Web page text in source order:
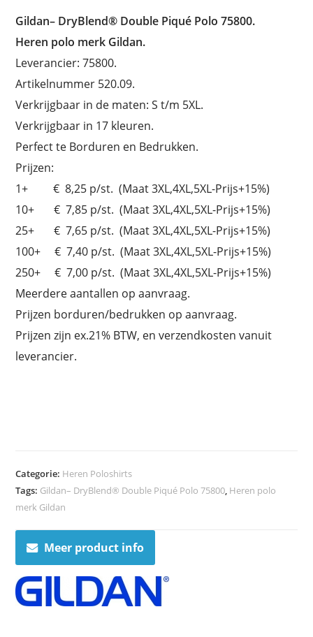
Gildan– DryBlend® Double Piqué Polo 75800.
Heren polo merk Gildan.
Leverancier: 75800.
Artikelnummer 520.09.
Verkrijgbaar in de maten: S t/m 5XL.
Verkrijgbaar in 17 kleuren.
Perfect te Borduren en Bedrukken.
Prijzen:
1+ € 8,25 p/st. (Maat 3XL,4XL,5XL-Prijs+15%)
10+ € 7,85 p/st. (Maat 3XL,4XL,5XL-Prijs+15%)
25+ € 7,65 p/st. (Maat 3XL,4XL,5XL-Prijs+15%)
100+ € 7,40 p/st. (Maat 3XL,4XL,5XL-Prijs+15%)
250+ € 7,00 p/st. (Maat 3XL,4XL,5XL-Prijs+15%)
Meerdere aantallen op aanvraag.
Prijzen borduren/bedrukken op aanvraag.
Prijzen zijn ex.21% BTW, en verzendkosten vanuit
leverancier.
Categorie: Heren Poloshirts
Tags: Gildan– DryBlend® Double Piqué Polo 75800, Heren polo
merk Gildan
Meer product info